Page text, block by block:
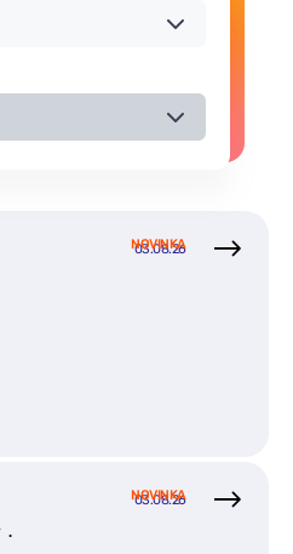
03.08.26
NOVINKA
03.08.26
NOVINKA